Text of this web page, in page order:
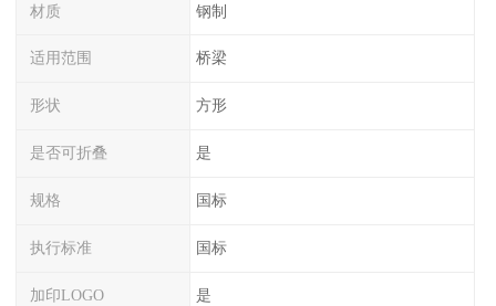
材质 钢制
适用范围 桥梁
形状 方形
是否可折叠 是
规格 国标
执行标准 国标
加印LOGO 是